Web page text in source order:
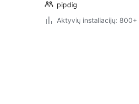
pipdig
Aktyvių instaliacijų: 800+